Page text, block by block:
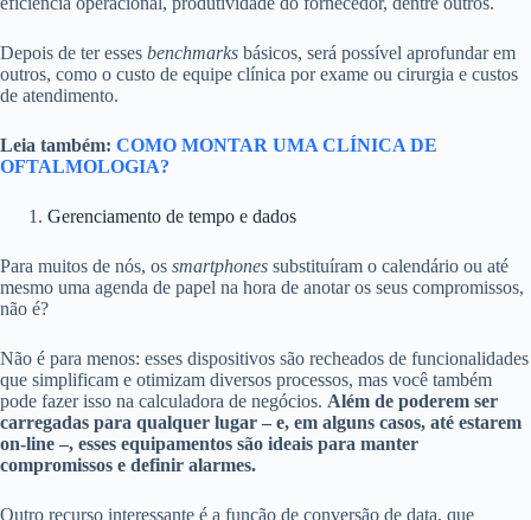
Depois de ter esses benchmarks básicos, será possível aprofundar em
outros, como o custo de equipe clínica por exame ou cirurgia e custos
de atendimento.
Leia também: COMO MONTAR UMA CLÍNICA DE
OFTALMOLOGIA?
Gerenciamento de tempo e dados
Para muitos de nós, os smartphones substituíram o calendário ou até
mesmo uma agenda de papel na hora de anotar os seus compromissos,
não é?
Não é para menos: esses dispositivos são recheados de funcionalidades
que simplificam e otimizam diversos processos, mas você também
pode fazer isso na calculadora de negócios. Além de poderem ser
carregadas para qualquer lugar – e, em alguns casos, até estarem
on-line –, esses equipamentos são ideais para manter
compromissos e definir alarmes.
Outro recurso interessante é a função de conversão de data, que